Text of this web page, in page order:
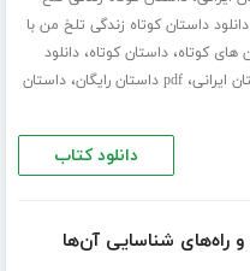
دانلود داستان کوتاه زندگی تلخ من با
های کوتاه،داستان کوتاه،دانلود
ایرانی،pdf داستان رایگان ،داستان
دانلود کتاب
و راه‌های شناسایی آن‌ها